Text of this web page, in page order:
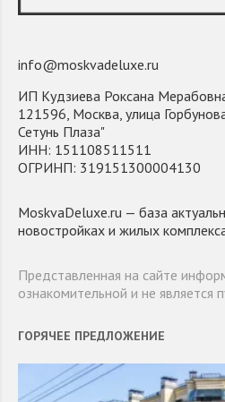
info@moskvadeluxe.ru
ИП Кудзиева Роксана
121596, Москва, улица
Сетунь Плаза"
ИНН: 151108511511
ОГРИНП: 319151300004130
MoskvaDeluxe.ru — база
новостройках и жилых
Представленная на сайте
ознакомительной и не является
ГОРЯЧЕЕ ПРЕДЛОЖЕНИЕ